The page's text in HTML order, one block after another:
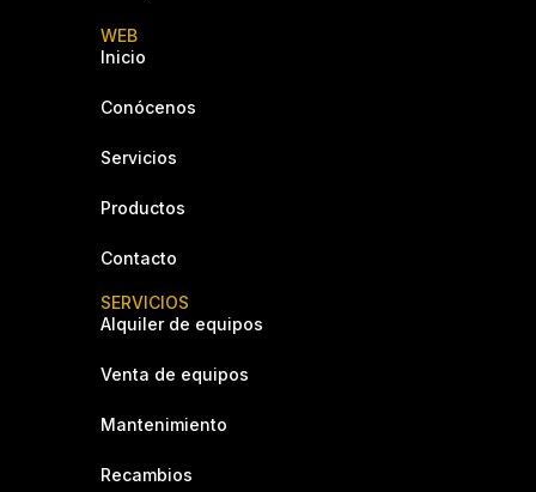
WEB
Inicio
Conócenos
Servicios
Productos
Contacto
SERVICIOS
Alquiler de equipos
Venta de equipos
Mantenimiento
Recambios